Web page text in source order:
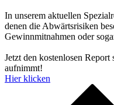
In unserem aktuellen
denen die Abwärtsrisiken
Gewinnmitnahmen oder
Jetzt den kostenlosen
aufnimmt!
Hier klicken